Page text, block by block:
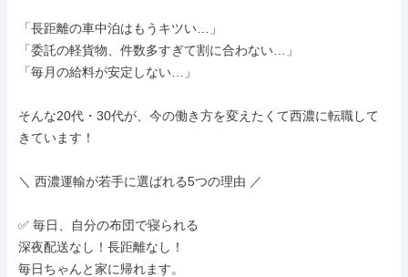
「長距離の車中泊はもうキツい…」
「委託の軽貨物、件数多すぎて割に合わない…」
「毎月の給料が安定しない…」
そんな20代・30代が、今の働き方を変えたくて西濃に転職して
きています！
＼ 西濃運輸が若手に選ばれる5つの理由 ／
✅ 毎日、自分の布団で寝られる
深夜配送なし！長距離なし！
毎日ちゃんと家に帰れます。